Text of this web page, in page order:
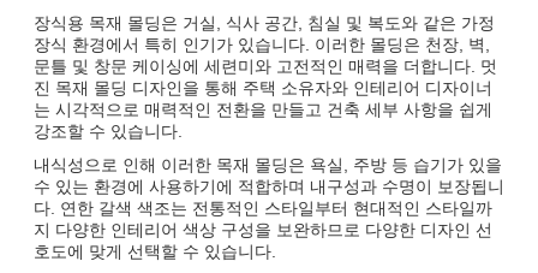
장식용 목재 몰딩은 거실, 식사 공간, 침실 및 복도와 같은 가정
장식 환경에서 특히 인기가 있습니다. 이러한 몰딩은 천장, 벽,
문틀 및 창문 케이싱에 세련미와 고전적인 매력을 더합니다. 멋
진 목재 몰딩 디자인을 통해 주택 소유자와 인테리어 디자이너
는 시각적으로 매력적인 전환을 만들고 건축 세부 사항을 쉽게
강조할 수 있습니다.
내식성으로 인해 이러한 목재 몰딩은 욕실, 주방 등 습기가 있을
수 있는 환경에 사용하기에 적합하며 내구성과 수명이 보장됩니
다. 연한 갈색 색조는 전통적인 스타일부터 현대적인 스타일까
지 다양한 인테리어 색상 구성을 보완하므로 다양한 디자인 선
호도에 맞게 선택할 수 있습니다.